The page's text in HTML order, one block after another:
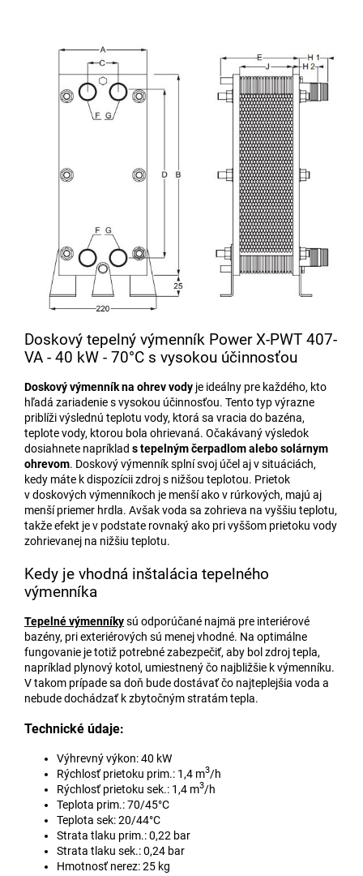
Doskový tepelný výmenník Power X-PWT 407-
VA - 40 kW - 70°C s vysokou účinnosťou
Doskový výmenník na ohrev vody je ideálny pre každého, kto
hľadá zariadenie s vysokou účinnosťou. Tento typ výrazne
priblíži výslednú teplotu vody, ktorá sa vracia do bazéna,
teplote vody, ktorou bola ohrievaná. Očakávaný výsledok
dosiahnete napríklad s tepelným čerpadlom alebo solárnym
ohrevom. Doskový výmenník splní svoj účel aj v situáciách,
kedy máte k dispozícii zdroj s nižšou teplotou. Prietok
v doskových výmenníkoch je menší ako v rúrkových, majú aj
menší priemer hrdla. Avšak voda sa zohrieva na vyššiu teplotu,
takže efekt je v podstate rovnaký ako pri vyššom prietoku vody
zohrievanej na nižšiu teplotu.
Kedy je vhodná inštalácia tepelného
výmenníka
Tepelné výmenníkysú odporúčané najmä pre interiérové
bazény, pri exteriérových sú menej vhodné. Na optimálne
fungovanie je totiž potrebné zabezpečiť, aby bol zdroj tepla,
napríklad plynový kotol, umiestnený čo najbližšie k výmenníku.
V takom prípade sa doň bude dostávať čo najteplejšia voda a
nebude dochádzať k zbytočným stratám tepla.
Technické údaje:
Výhrevný výkon: 40 kW
Rýchlosť prietoku prim.: 1,4 m3/h
Rýchlosť prietoku sek.: 1,4 m3/h
Teplota prim.: 70/45°C
Teplota sek: 20/44°C
Strata tlaku prim.: 0,22 bar
Strata tlaku sek.: 0,24 bar
Hmotnosť nerez: 25 kg